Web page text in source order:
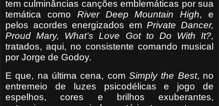
tem culminâncias canções emblemáticas por sua
temática como River Deep Mountain High, e
pelos acordes energizados emPrivate Dancer,
Proud Mary, What’s Love Got to Do With It?,
tratados, aqui, no consistente comando musical
por Jorge de Godoy.
E que, na última cena, com Simply the Best, no
entremeio de luzes psicodélicas e jogo de
espelhos, cores e brilhos exuberantes,